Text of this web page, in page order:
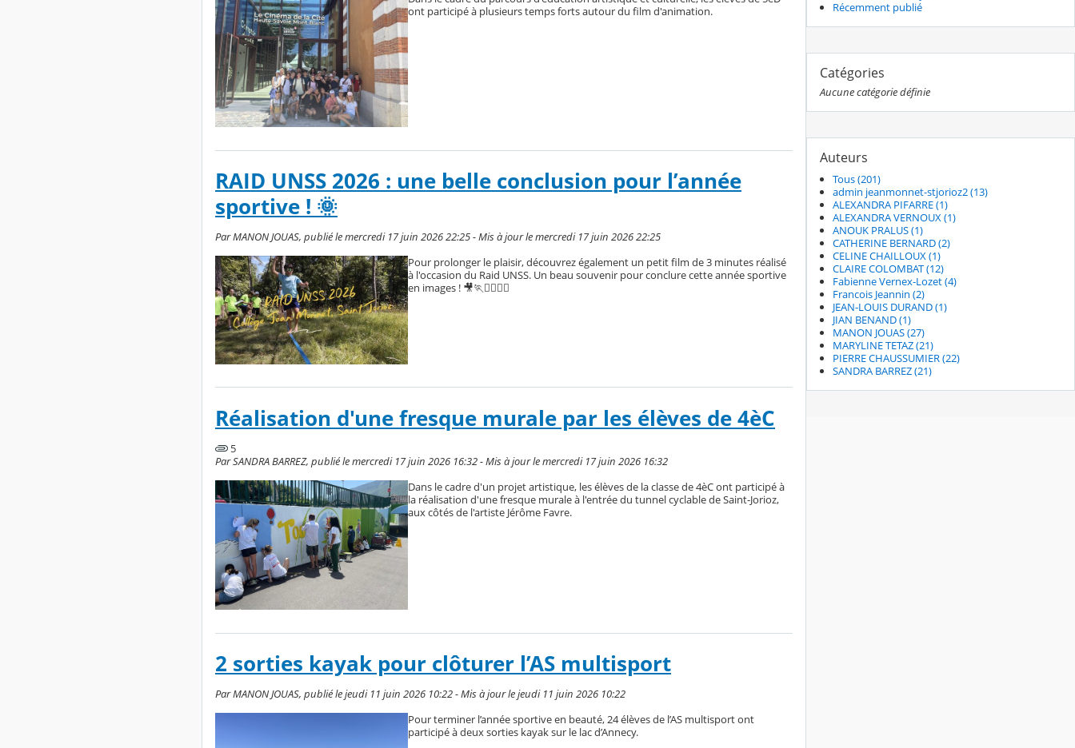
ont participé à plusieurs temps forts autour du film d'animation.
RAID UNSS 2026 : une belle conclusion pour l’année
sportive ! 🌞
Par MANON JOUAS, publié le mercredi 17 juin 2026 22:25 - Mis à jour le mercredi 17 juin 2026 22:25
Pour prolonger le plaisir, découvrez également un petit film de 3 minutes réalisé
à l'occasion du Raid UNSS. Un beau souvenir pour conclure cette année sportive
en images ! 🎥🏃🚴‍♀️🚣‍♂️
Réalisation d'une fresque murale par les élèves de 4èC
5
Par SANDRA BARREZ, publié le mercredi 17 juin 2026 16:32 - Mis à jour le mercredi 17 juin 2026 16:32
Dans le cadre d'un projet artistique, les élèves de la classe de 4èC ont participé à
la réalisation d'une fresque murale à l'entrée du tunnel cyclable de Saint-Jorioz,
aux côtés de l'artiste Jérôme Favre.
2 sorties kayak pour clôturer l’AS multisport
Par MANON JOUAS, publié le jeudi 11 juin 2026 10:22 - Mis à jour le jeudi 11 juin 2026 10:22
Pour terminer l’année sportive en beauté, 24 élèves de l’AS multisport ont
participé à deux sorties kayak sur le lac d’Annecy.
Récemment publié
Catégories
Aucune catégorie définie
Auteurs
Tous (201)
admin jeanmonnet-stjorioz2 (13)
ALEXANDRA PIFARRE (1)
ALEXANDRA VERNOUX (1)
ANOUK PRALUS (1)
CATHERINE BERNARD (2)
CELINE CHAILLOUX (1)
CLAIRE COLOMBAT (12)
Fabienne Vernex-Lozet (4)
Francois Jeannin (2)
JEAN-LOUIS DURAND (1)
JIAN BENAND (1)
MANON JOUAS (27)
MARYLINE TETAZ (21)
PIERRE CHAUSSUMIER (22)
SANDRA BARREZ (21)